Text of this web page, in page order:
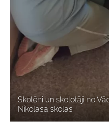
Skolēni un skolotāji no
Nikolasa skolas